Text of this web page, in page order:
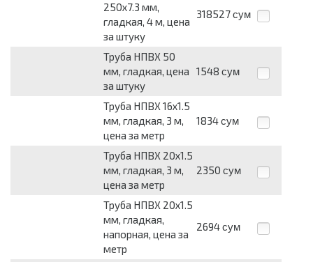
250х7.3 мм,
гладкая, 4 м, цена
за штуку
318527 сум
Труба НПВХ 50
мм, гладкая, цена
за штуку
1548 сум
Труба НПВХ 16х1.5
мм, гладкая, 3 м,
цена за метр
1834 сум
Труба НПВХ 20х1.5
мм, гладкая, 3 м,
цена за метр
2350 сум
Труба НПВХ 20х1.5
мм, гладкая,
напорная, цена за
метр
2694 сум